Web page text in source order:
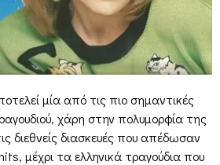
μία από τις πιο σημαντικές
χάρη στην πολυμορφία της
διεθνείς διασκευές που απέδωσαν
μέχρι τα ελληνικά τραγούδια που